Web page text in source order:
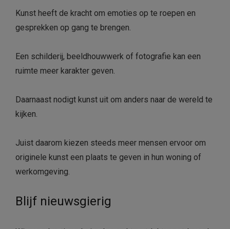
Kunst heeft de kracht om emoties op te roepen en
gesprekken op gang te brengen.
Een schilderij, beeldhouwwerk of fotografie kan een
ruimte meer karakter geven.
Daarnaast nodigt kunst uit om anders naar de wereld te
kijken.
Juist daarom kiezen steeds meer mensen ervoor om
originele kunst een plaats te geven in hun woning of
werkomgeving.
Blijf nieuwsgierig